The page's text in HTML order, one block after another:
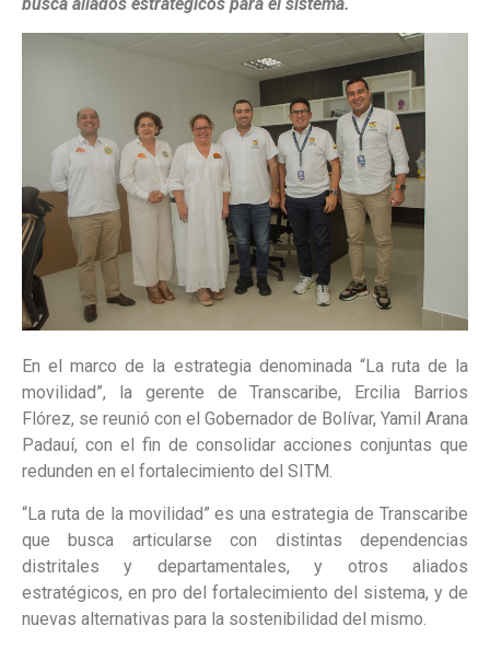
En el marco de la estrategia denominada “La ruta de la
movilidad”, la gerente de Transcaribe, Ercilia Barrios
Flórez, se reunió con el Gobernador de Bolívar, Yamil Arana
Padauí, con el fin de consolidar acciones conjuntas que
redunden en el fortalecimiento del SITM.
“La ruta de la movilidad” es una estrategia de Transcaribe
que busca articularse con distintas dependencias
distritales y departamentales, y otros aliados
estratégicos, en pro del fortalecimiento del sistema, y de
nuevas alternativas para la sostenibilidad del mismo.